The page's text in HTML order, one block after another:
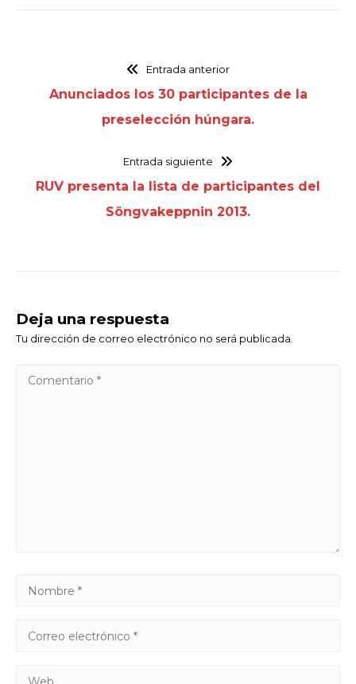
Entrada anterior
Anunciados los 30 participantes de la
preselección húngara.
Entrada siguiente
RUV presenta la lista de participantes del
Söngvakeppnin 2013.
Deja una respuesta
Tu dirección de correo electrónico no será publicada.